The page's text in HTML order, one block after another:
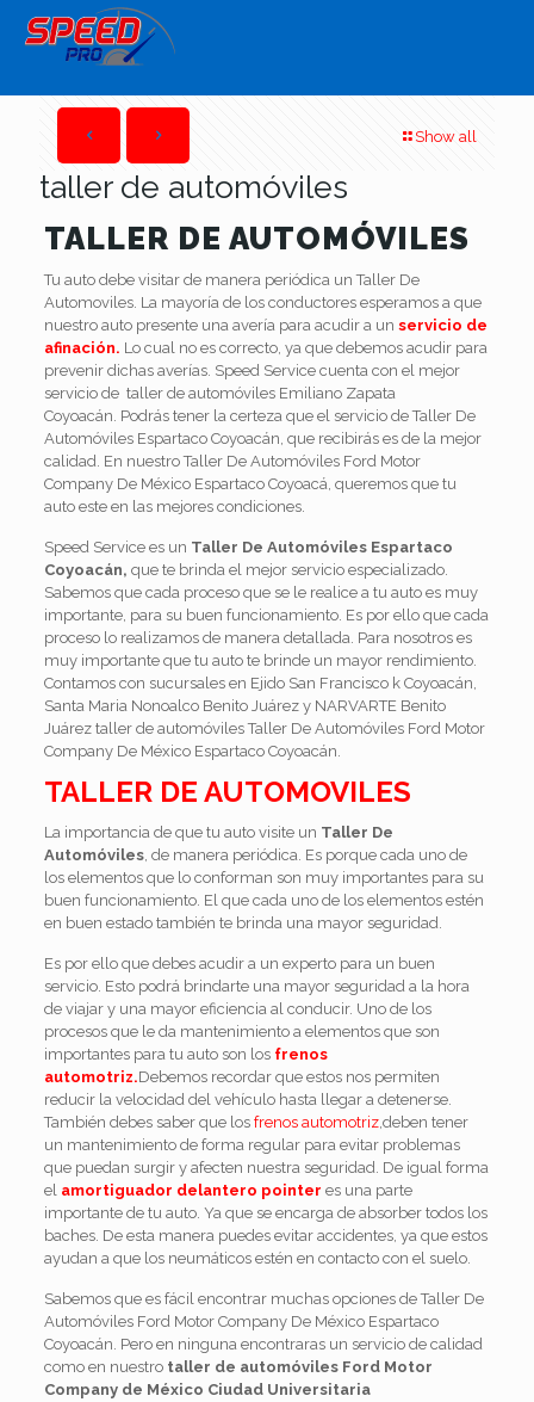
Show all
taller de automóviles
TALLER DE AUTOMÓVILES
Tu auto debe visitar de manera periódica un Taller De
Automoviles. La mayoría de los conductores esperamos a que
nuestro auto presente una avería para acudir a un servicio de
afinación. Lo cual no es correcto, ya que debemos acudir para
prevenir dichas averías. Speed Service cuenta con el mejor
servicio de taller de automóviles Emiliano Zapata
Coyoacán. Podrás tener la certeza que el servicio de Taller De
Automóviles Espartaco Coyoacán, que recibirás es de la mejor
calidad. En nuestro Taller De Automóviles Ford Motor
Company De México Espartaco Coyoacá, queremos que tu
auto este en las mejores condiciones.
Speed Service es un Taller De Automóviles Espartaco
Coyoacán, que te brinda el mejor servicio especializado.
Sabemos que cada proceso que se le realice a tu auto es muy
importante, para su buen funcionamiento. Es por ello que cada
proceso lo realizamos de manera detallada. Para nosotros es
muy importante que tu auto te brinde un mayor rendimiento.
Contamos con sucursales en Ejido San Francisco k Coyoacán,
Santa Maria Nonoalco Benito Juárez y NARVARTE Benito
Juárez taller de automóviles Taller De Automóviles Ford Motor
Company De México Espartaco Coyoacán.
TALLER DE AUTOMOVILES
La importancia de que tu auto visite un Taller De
Automóviles, de manera periódica. Es porque cada uno de
los elementos que lo conforman son muy importantes para su
buen funcionamiento. El que cada uno de los elementos estén
en buen estado también te brinda una mayor seguridad.
Es por ello que debes acudir a un experto para un buen
servicio. Esto podrá brindarte una mayor seguridad a la hora
de viajar y una mayor eficiencia al conducir. Uno de los
procesos que le da mantenimiento a elementos que son
importantes para tu auto son los frenos
automotriz.Debemos recordar que estos nos permiten
reducir la velocidad del vehículo hasta llegar a detenerse.
También debes saber que los frenos automotriz,deben tener
un mantenimiento de forma regular para evitar problemas
que puedan surgir y afecten nuestra seguridad. De igual forma
el amortiguador delantero pointer es una parte
importante de tu auto. Ya que se encarga de absorber todos los
baches. De esta manera puedes evitar accidentes, ya que estos
ayudan a que los neumáticos estén en contacto con el suelo.
Sabemos que es fácil encontrar muchas opciones de Taller De
Automóviles Ford Motor Company De México Espartaco
Coyoacán. Pero en ninguna encontraras un servicio de calidad
como en nuestro taller de automóviles Ford Motor
Company de México Ciudad Universitaria